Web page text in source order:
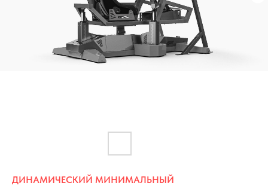
ДИНАМИЧЕСКИЙ МИНИМАЛЬНЫЙ